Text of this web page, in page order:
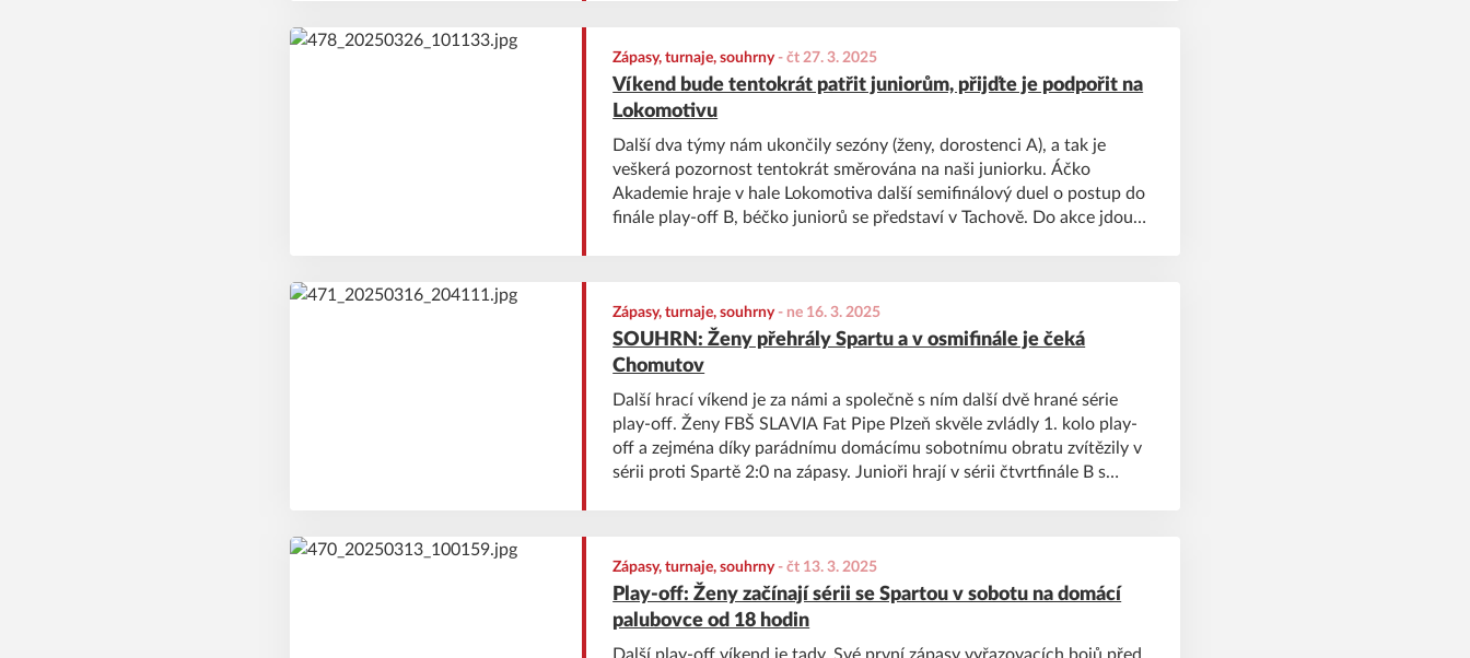
Zápasy, turnaje, souhrny -čt 27. 3. 2025
Víkend bude tentokrát patřit juniorům, přijďte je podpořit na
Lokomotivu
Další dva týmy nám ukončily sezóny (ženy, dorostenci A), a tak je
veškerá pozornost tentokrát směrována na naši juniorku. Áčko
Akademie hraje v hale Lokomotiva další semifinálový duel o postup do
finále play-off B, béčko juniorů se představí v Tachově. Do akce jdou
Zápasy, turnaje, souhrny - ne 16. 3. 2025
SOUHRN: Ženy přehrály Spartu a v osmifinále je čeká
Chomutov
Další hrací víkend je za námi a společně s ním další dvě hrané série
play-off. Ženy FBŠ SLAVIA Fat Pipe Plzeň skvěle zvládly 1. kolo play-
off a zejména díky parádnímu domácímu sobotnímu obratu zvítězily v
sérii proti Spartě 2:0 na zápasy. Junioři hrají v sérii čtvrtfinále B s
Zápasy, turnaje, souhrny -čt 13. 3. 2025
Play-off: Ženy začínají sérii se Spartou v sobotu na domácí
palubovce od 18 hodin
Další play-off víkend je tady. Své první zápasy vyřazovacích bojů před